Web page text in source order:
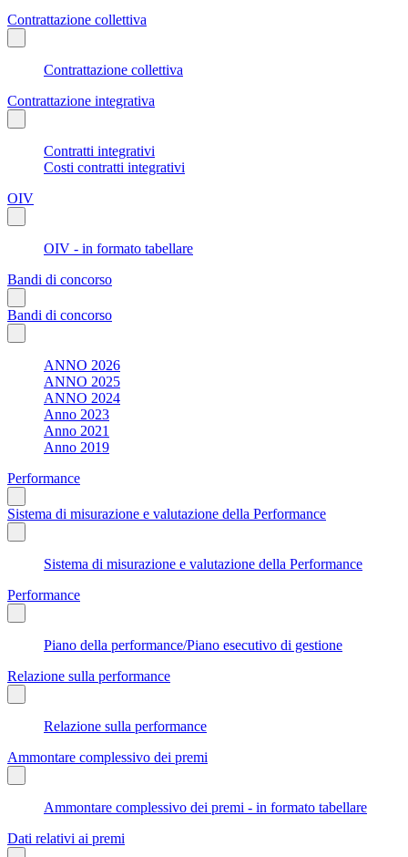
Contrattazione collettiva
Contrattazione collettiva
Contrattazione integrativa
Contratti integrativi
Costi contratti integrativi
OIV
OIV - in formato tabellare
Bandi di concorso
Bandi di concorso
ANNO 2026
ANNO 2025
ANNO 2024
Anno 2023
Anno 2021
Anno 2019
Performance
Sistema di misurazione e valutazione della Performance
Sistema di misurazione e valutazione della Performance
Performance
Piano della performance/Piano esecutivo di gestione
Relazione sulla performance
Relazione sulla performance
Ammontare complessivo dei premi
Ammontare complessivo dei premi - in formato tabellare
Dati relativi ai premi